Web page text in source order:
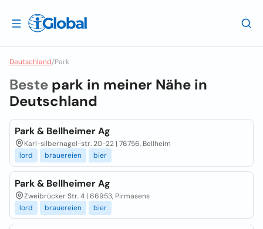
Deutschland/Park
Beste park in meiner Nähe in
Deutschland
Park & Bellheimer Ag
Karl-silbernagel-str. 20-22 | 76756, Bellheim
lord
brauereien bier
Park & Bellheimer Ag
Zweibrücker Str. 4 | 66953, Pirmasens
lord
brauereien bier